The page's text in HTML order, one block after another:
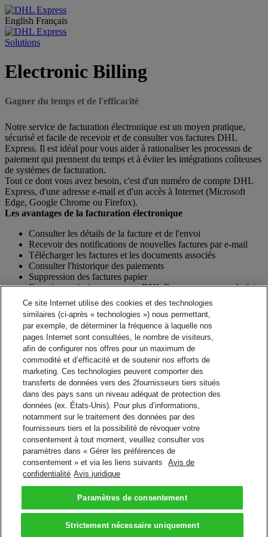
English Français
Solutions
Electronic Billing
Gagner du temps et de l'efficacité
Notre service de facturation électronique est un moyen pratique,
sécurisé et facile de recevoir et de consulter vos factures DHL
Express. Il est idéal pour vous aider à rationaliser les processus de
paiement qui prennent du temps et à éviter les intégrations coûteuses
de systèmes de facturation.
Tout ce dont vous avez besoin, c'est d'un numéro de compte DHL
Express, d'une adresse e-mail et d'un accès à Internet (Microsoft
Edge, Google Chrome ou Firefox).
Les avantages de la facturation électronique
Consulter les détails de la facture et de l'envoi
Recevoir des notifications de nouvelles factures par e-mail
Télécharger les factures et les documents associés
Consulter l'historique des paiements
Suppression des factures papier
Enregistrer plusieurs comptes DHL Express en une seule fois
Fonctionnalités utiles, telles que la possibilité de sélectionner
des envois pour des recherches plus approfondies
Interagir avec le service de facturation de DHL pour les
questions relatives aux factures.
Voir la facture
Voir votre facture DHL
Possédez-vous un numéro de compte DHL Express ? Inscrivez-vous
pour consulter vos factures en ligne.
Créer un identifiant
Suite A propos Electronic Billing
FAQs – Paiement et facturation
Fichiers téléchargeables
DHL MyBill Guide d’Utilisateur
DHL MyBill Guide d’Utilisateur
DHL MyBill FAQs
DHL MyBill FAQs
Retour en haut de page
Conditions générales
Avis de confidentialité
Ce site Internet utilise des cookies et des technologies
similaires (ci-après « technologies ») nous permettant,
par exemple, de déterminer la fréquence à laquelle nos
pages Internet sont consultées, le nombre de visiteurs,
afin de configurer nos offres pour un maximum de
commodité et d’efficacité et de soutenir nos efforts de
marketing. Ces technologies peuvent comporter des
transferts de données vers des 2fournisseurs tiers situés
dans des pays sans un niveau adéquat de protection des
données (ex. États-Unis). Pour plus d’informations,
notamment sur le traitement des données par des
fournisseurs tiers et la possibilité de révoquer votre
consentement à tout moment, veuillez consulter vos
paramètres dans « Gérer les préférences de
consentement » et via les liens suivants
Avis de
confidentialité Avis juridique
Paramètres de consentement
Strictement nécessaire uniquement